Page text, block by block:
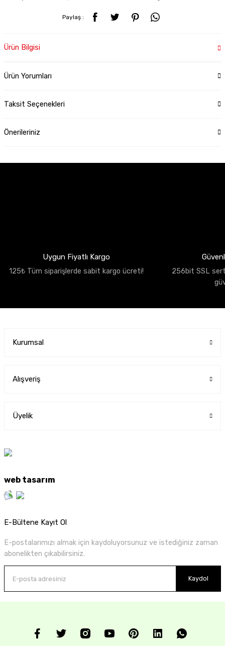
Paylaş :
Ürün Bilgisi
Ürün Yorumları
Taksit Seçenekleri
Önerileriniz
Uygun Fiyatlı Kargo
125₺ Tüm siparişlerde sabit kargo ücreti!
256bit SSL
Kurumsal
Alışveriş
Üyelik
web tasarım
E-Bültene Kayıt Ol
E-postalarımızı almak için kaydoluyorsunuz ve istediğiniz zaman
abonelikten çıkabilirsiniz.
Kaydol